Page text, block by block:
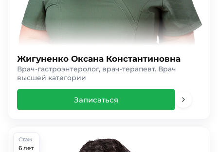
Жигуненко Оксана Константиновна
Врач-гастроэнтеролог, врач-терапевт. Врач
высшей категории
Записаться
Стаж
6 лет